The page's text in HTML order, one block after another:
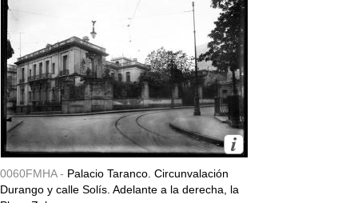
0060FMHA - Palacio Taranco. Circunvalación
Durango y calle Solís. Adelante a la derecha, la